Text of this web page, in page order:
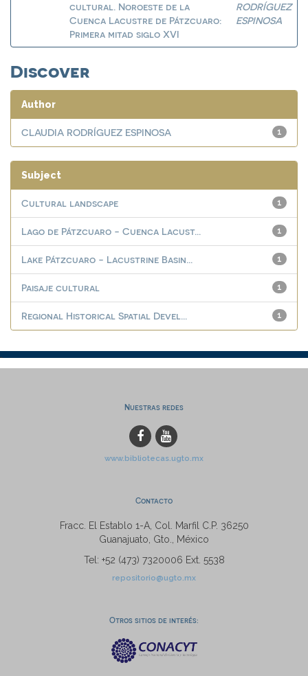
cultural. Noroeste de la
Cuenca Lacustre de Pátzcuaro:
Primera mitad siglo XVI
RODRÍGUEZ
ESPINOSA
Discover
Author
1
CLAUDIA RODRÍGUEZ ESPINOSA
Subject
1
Cultural landscape
1
Lago de Pátzcuaro - Cuenca Lacust...
1
Lake Pátzcuaro - Lacustrine Basin...
1
Paisaje cultural
1
Regional Historical Spatial Devel...
Nuestras redes
www.bibliotecas.ugto.mx
Contacto
Fracc. El Establo 1-A, Col. Marfil C.P. 36250
Guanajuato, Gto., México
Tel: +52 (473) 7320006 Ext. 5538
repositorio@ugto.mx
Otros sitios de interés: